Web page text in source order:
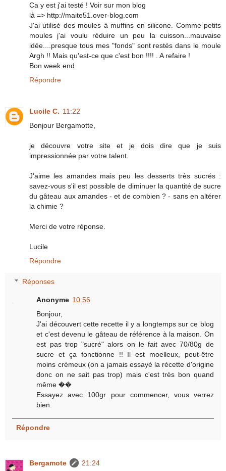
Ca y est j'ai testé ! Voir sur mon blog
là => http://maite51.over-blog.com
J'ai utilisé des moules à muffins en silicone. Comme petits
moules j'ai voulu réduire un peu la cuisson...mauvaise
idée....presque tous mes "fonds" sont restés dans le moule
Argh !! Mais qu'est-ce que c'est bon !!!! . A refaire !
Bon week end
Répondre
Lucile C. 11:22
Bonjour Bergamotte,
je découvre votre site et je dois dire que je suis
impressionnée par votre talent.
J'aime les amandes mais peu les desserts très sucrés :
savez-vous s'il est possible de diminuer la quantité de sucre
du gâteau aux amandes - et de combien ? - sans en altérer
la chimie ?
Merci de votre réponse.
Lucile
Répondre
Réponses
Anonyme 10:56
Bonjour,
J'ai découvert cette recette il y a longtemps sur ce blog
et c'est devenu le gâteau de référence à la maison. On
est pas trop "sucré" alors on le fait avec 70/80g de
sucre et ça fonctionne !! Il est moelleux, peut-être
moins crémeux (on a jamais essayé la récette d'origine
donc on ne sait pas trop) mais c'est très bon quand
même ��
Essayez avec 100gr pour commencer, vous verrez
bien.
Répondre
Bergamote
21:24